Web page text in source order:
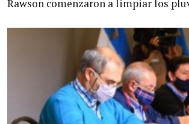
Rawson comenzaron a limpiar los